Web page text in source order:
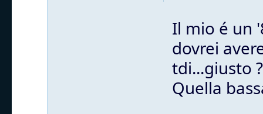
Il mio é un
dovrei
tdi...giusto ?
Quella